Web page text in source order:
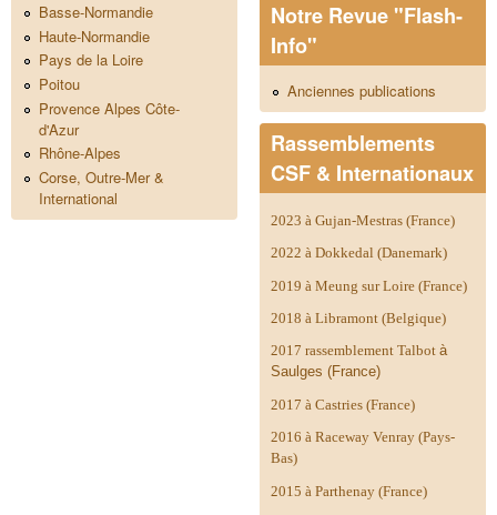
Basse-Normandie
Haute-Normandie
Pays de la Loire
Poitou
Provence Alpes Côte-
d'Azur
Rhône-Alpes
Corse, Outre-Mer &
International
Notre Revue "Flash-
Info"
Anciennes publications
Rassemblements
CSF & Internationaux
2023 à Gujan-Mestras (France)
2022 à Dokkedal (Danemark)
2019 à Meung sur Loire (France)
2018 à Libramont (Belgique)
2017 rassemblement Talbot à
Saulges (France)
2017 à Castries (France)
2016 à Raceway Venray (Pays-
Bas)
2015 à Parthenay (France)